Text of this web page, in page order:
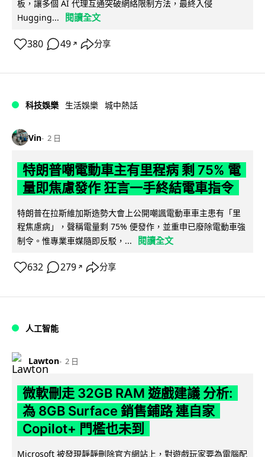
板，讓多個 AI 代理互通突破網絡限制方法，最終入侵
Hugging...
閱讀全文
380 49 ↗ 分享
科技娛樂 生活娛樂 城中熱話
Vin 2 日
特朗普嘲電動車主有里程病 剩 75% 電
量即焦慮發作 狂言一手終結電車指令
特朗普在拉斯維加斯造勢大會上公開嘲諷電動車車主患有「里
程焦慮病」，聲稱電量剩 75% 便發作，並重申已廢除電動車強
制令。惟專業車媒隨即反駁，...
閱讀全文
632 279 ↗ 分享
人工智能
Lawton 2 日
微軟刪走 32GB RAM 遊戲建議 分析:
為 8GB Surface 銷售鋪路 連自家
Copilot+ 門檻也未到
Microsoft 被發現靜靜刪除官方網站上，對遊戲玩家要為電腦配